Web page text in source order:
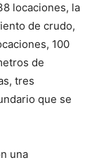
locaciones, la
de crudo,
100
de
tres
que se
una